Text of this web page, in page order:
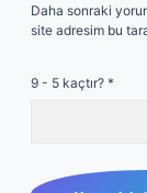
Daha sonraki
site adresim bu
9 - 5 kaçtır? *